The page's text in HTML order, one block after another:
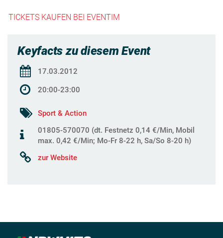
TICKETS KAUFEN BEI EVENTIM
Keyfacts zu diesem Event
17.03.2012
20:00-23:00
Sport & Action
01805-570070 (dt. Festnetz 0,14 €/Min, Mobil
max. 0,42 €/Min; Mo-Fr 8-22 h, Sa/So 8-20 h)
zur Website